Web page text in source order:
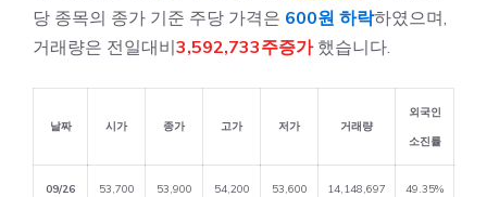
당 종목의 종가 기준 주당 가격은 600원 하락하였으며,
거래량은 전일대비3,592,733주증가했습니다.
날짜 시가 종가 고가 저가 거래량
외국인
소진률
09/26 53,700 53,900 54,200 53,600 14,148,697 49.35%